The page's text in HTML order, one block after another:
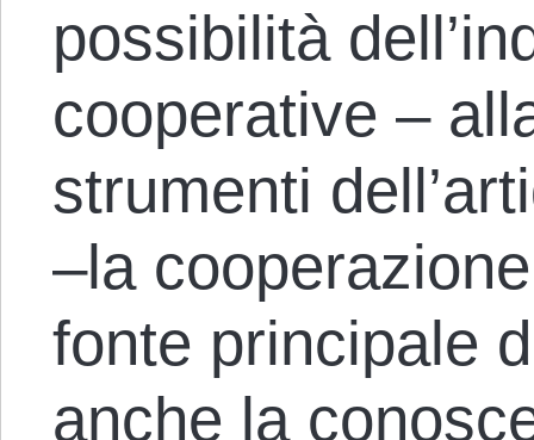
possibilità
cooperative –
strumenti
–la
fonte principale
anche la